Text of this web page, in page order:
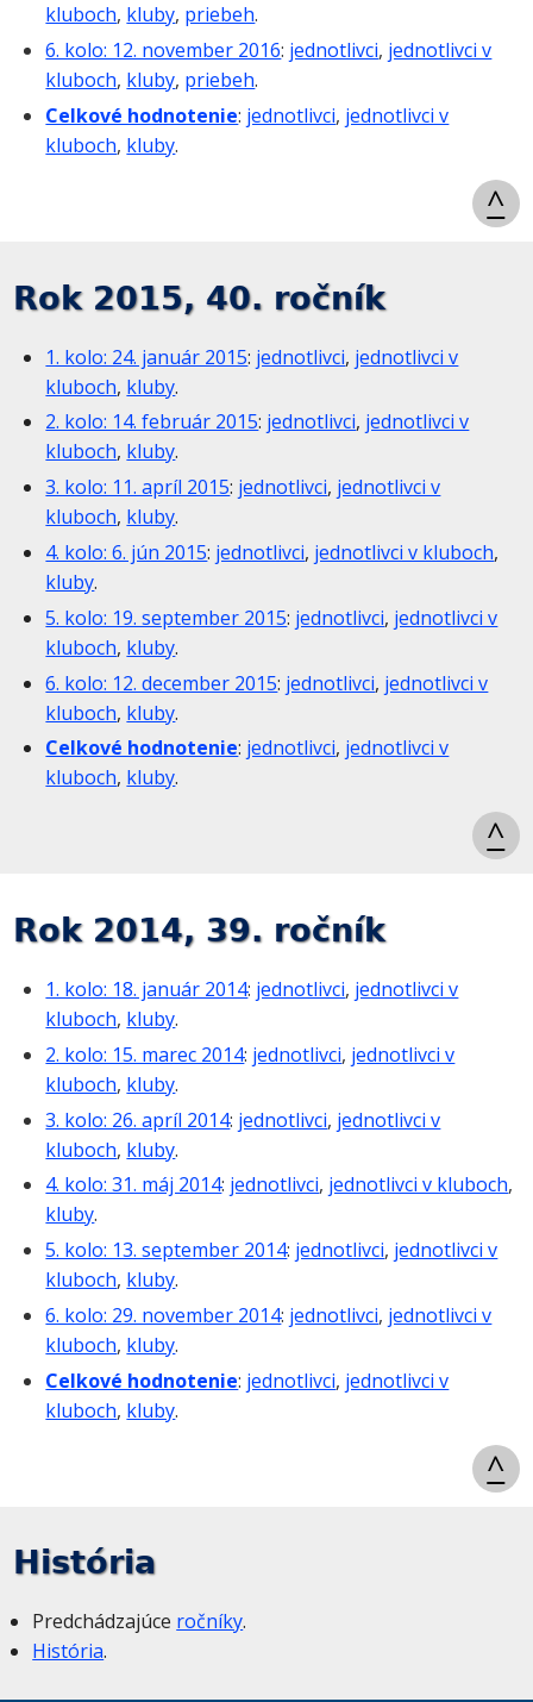
kluboch, kluby, priebeh.
6. kolo: 12. november 2016: jednotlivci, jednotlivci v
kluboch, kluby, priebeh.
Celkové hodnotenie: jednotlivci, jednotlivci v
kluboch, kluby.
^
Rok 2015, 40. ročník
1. kolo: 24. január 2015: jednotlivci, jednotlivci v
kluboch, kluby.
2. kolo: 14. február 2015: jednotlivci, jednotlivci v
kluboch, kluby.
3. kolo: 11. apríl 2015: jednotlivci, jednotlivci v
kluboch, kluby.
4. kolo: 6. jún 2015: jednotlivci, jednotlivci v kluboch,
kluby.
5. kolo: 19. september 2015: jednotlivci, jednotlivci v
kluboch, kluby.
6. kolo: 12. december 2015: jednotlivci, jednotlivci v
kluboch, kluby.
Celkové hodnotenie: jednotlivci, jednotlivci v
kluboch, kluby.
^
Rok 2014, 39. ročník
1. kolo: 18. január 2014: jednotlivci, jednotlivci v
kluboch, kluby.
2. kolo: 15. marec 2014: jednotlivci, jednotlivci v
kluboch, kluby.
3. kolo: 26. apríl 2014: jednotlivci, jednotlivci v
kluboch, kluby.
4. kolo: 31. máj 2014: jednotlivci, jednotlivci v kluboch,
kluby.
5. kolo: 13. september 2014: jednotlivci, jednotlivci v
kluboch, kluby.
6. kolo: 29. november 2014: jednotlivci, jednotlivci v
kluboch, kluby.
Celkové hodnotenie: jednotlivci, jednotlivci v
kluboch, kluby.
^
História
Predchádzajúce ročníky.
História.